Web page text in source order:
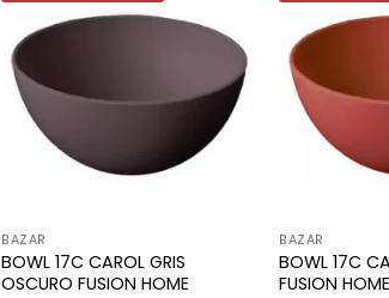
Añadir
deseos
BAZAR
BOWL 17C CAROL GRIS
OSCURO FUSION HOME
BAZAR
BOWL 17C
FUSION HOME